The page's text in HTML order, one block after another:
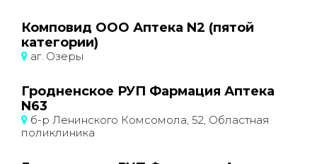
Комповид ООО Аптека N2 (пятой
категории)
аг. Озеры
Гродненское РУП Фармация Аптека
N63
б-р Ленинского Комсомола, 52, Областная
поликлиника